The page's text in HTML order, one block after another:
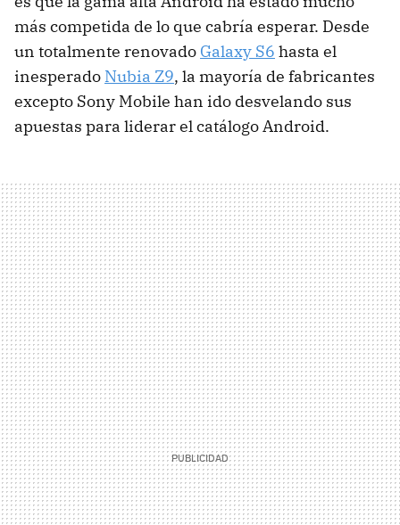
más competida de lo que cabría esperar. Desde
un totalmente renovado Galaxy S6 hasta el
inesperado Nubia Z9, la mayoría de fabricantes
excepto Sony Mobile han ido desvelando sus
apuestas para liderar el catálogo Android.